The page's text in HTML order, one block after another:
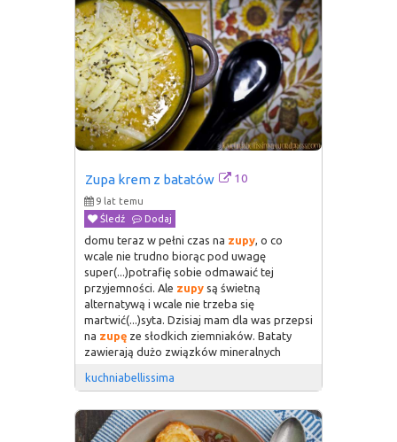
Zupa krem z batatów 10
9 lat temu
Śledź
Dodaj
domu teraz w pełni czas na zupy, o co
wcale nie trudno biorąc pod uwagę
super(...)potrafię sobie odmawaić tej
przyjemności. Ale zupy są świetną
alternatywą i wcale nie trzeba się
martwić(...)syta. Dzisiaj mam dla was przepsi
na zupę ze słodkich ziemniaków. Bataty
zawierają dużo związków mineralnych
kuchniabellissima